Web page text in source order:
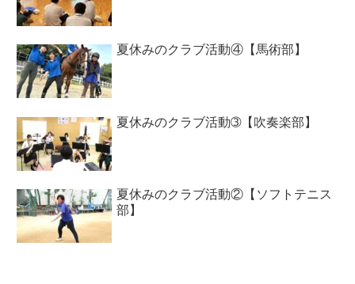
夏休みのクラブ活動④【馬術部】
夏休みのクラブ活動➂【吹奏楽部】
夏休みのクラブ活動②【ソフトテニス
部】